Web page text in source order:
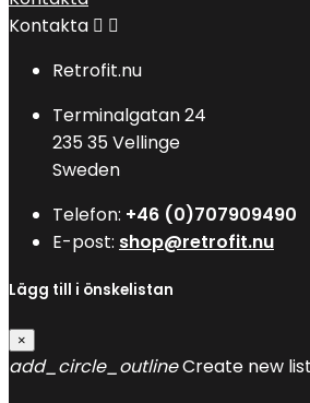
Kontakta  
Retrofit.nu
Terminalgatan 24
235 35 Vellinge
Sweden
Telefon: +46 (0)707909490
E-post: shop@retrofit.nu
Lägg till i önskelistan
×
add_circle_outlineCreate new list